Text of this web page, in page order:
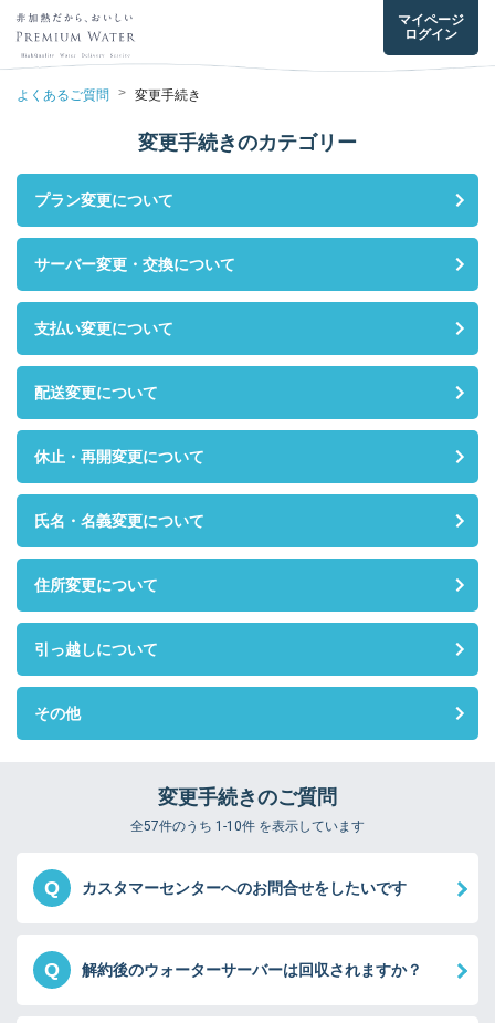
マイページ
ログイン
よくあるご質問 > 変更手続き
変更手続きのカテゴリー
プラン変更について
サーバー変更・交換について
支払い変更について
配送変更について
休止・再開変更について
氏名・名義変更について
住所変更について
引っ越しについて
その他
変更手続きのご質問
全57件のうち 1-10件 を表示しています
Q カスタマーセンターへのお問合せをしたいです
Q 解約後のウォーターサーバーは回収されますか？